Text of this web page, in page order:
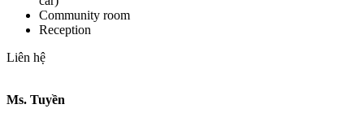
Community room
Reception
Liên hệ
Ms. Tuyền